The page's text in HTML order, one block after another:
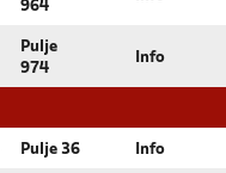
964
Pulje
974
Info
Pulje 36 Info